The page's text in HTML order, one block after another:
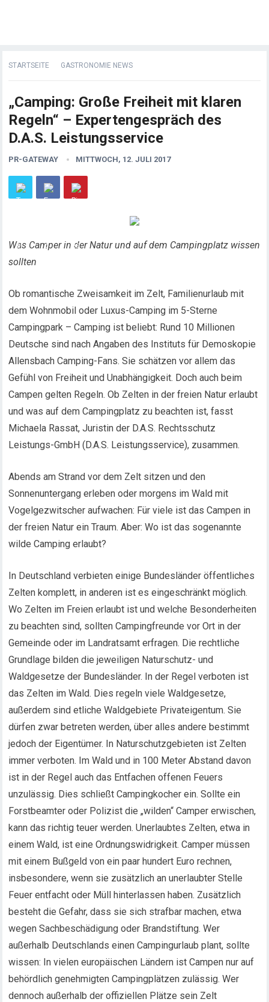
STARTSEITE GASTRONOMIE NEWS
„Camping: Große Freiheit mit klaren
Regeln“ – Expertengespräch des
D.A.S. Leistungsservice
PR-GATEWAY MITTWOCH, 12. JULI 2017
Was Camper in der Natur und auf dem Campingplatz wissen
sollten
Ob romantische Zweisamkeit im Zelt, Familienurlaub mit
dem Wohnmobil oder Luxus-Camping im 5-Sterne
Campingpark – Camping ist beliebt: Rund 10 Millionen
Deutsche sind nach Angaben des Instituts für Demoskopie
Allensbach Camping-Fans. Sie schätzen vor allem das
Gefühl von Freiheit und Unabhängigkeit. Doch auch beim
Campen gelten Regeln. Ob Zelten in der freien Natur erlaubt
und was auf dem Campingplatz zu beachten ist, fasst
Michaela Rassat, Juristin der D.A.S. Rechtsschutz
Leistungs-GmbH (D.A.S. Leistungsservice), zusammen.
Abends am Strand vor dem Zelt sitzen und den
Sonnenuntergang erleben oder morgens im Wald mit
Vogelgezwitscher aufwachen: Für viele ist das Campen in
der freien Natur ein Traum. Aber: Wo ist das sogenannte
wilde Camping erlaubt?
In Deutschland verbieten einige Bundesländer öffentliches
Zelten komplett, in anderen ist es eingeschränkt möglich.
Wo Zelten im Freien erlaubt ist und welche Besonderheiten
zu beachten sind, sollten Campingfreunde vor Ort in der
Gemeinde oder im Landratsamt erfragen. Die rechtliche
Grundlage bilden die jeweiligen Naturschutz- und
Waldgesetze der Bundesländer. In der Regel verboten ist
das Zelten im Wald. Dies regeln viele Waldgesetze,
außerdem sind etliche Waldgebiete Privateigentum. Sie
dürfen zwar betreten werden, über alles andere bestimmt
jedoch der Eigentümer. In Naturschutzgebieten ist Zelten
immer verboten. Im Wald und in 100 Meter Abstand davon
ist in der Regel auch das Entfachen offenen Feuers
unzulässig. Dies schließt Campingkocher ein. Sollte ein
Forstbeamter oder Polizist die „wilden“ Camper erwischen,
kann das richtig teuer werden. Unerlaubtes Zelten, etwa in
einem Wald, ist eine Ordnungswidrigkeit. Camper müssen
mit einem Bußgeld von ein paar hundert Euro rechnen,
insbesondere, wenn sie zusätzlich an unerlaubter Stelle
Feuer entfacht oder Müll hinterlassen haben. Zusätzlich
besteht die Gefahr, dass sie sich strafbar machen, etwa
wegen Sachbeschädigung oder Brandstiftung. Wer
außerhalb Deutschlands einen Campingurlaub plant, sollte
wissen: In vielen europäischen Ländern ist Campen nur auf
behördlich genehmigten Campingplätzen zulässig. Wer
dennoch außerhalb der offiziellen Plätze sein Zelt